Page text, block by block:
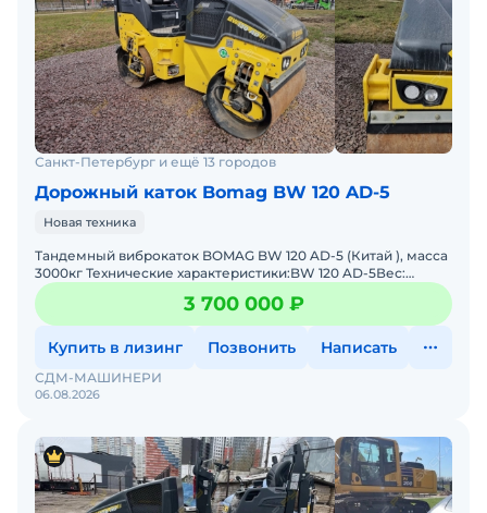
Санкт-Петербург и ещё 13 городов
Дорожный каток Bomag BW 120 AD-5
Новая техника
Тандемный виброкаток BOMAG BW 120 AD-5 (Китай ), масса
3000кг Технические характеристики:BW 120 AD-5Вес:
Максимальный вес 3500 кгРабочий вес СЕСЕ с ROPS 2700 к
3 700 000 ₽
Купить в лизинг Позвонить Написать
06.08.2026
СДМ-МАШИНЕРИ